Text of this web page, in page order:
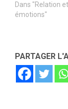
Dans "Relation et
émotions"
PARTAGER